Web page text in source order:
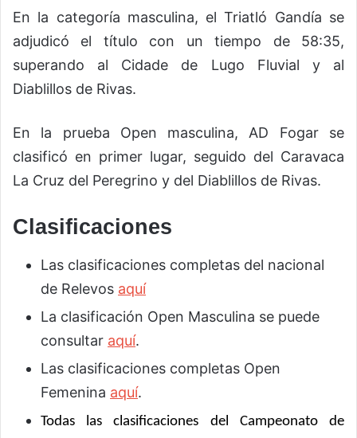
En la categoría masculina, el Triatló Gandía se
adjudicó el título con un tiempo de 58:35,
superando al Cidade de Lugo Fluvial y al
Diablillos de Rivas.
En la prueba Open masculina, AD Fogar se
clasificó en primer lugar, seguido del Caravaca
La Cruz del Peregrino y del Diablillos de Rivas.
Clasificaciones
Las clasificaciones completas del nacional
de Relevos aquí
La clasificación Open Masculina se puede
consultar aquí.
Las clasificaciones completas Open
Femenina aquí.
Todas las clasificaciones del Campeonato de